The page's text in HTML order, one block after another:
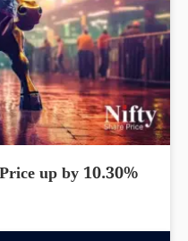
up by 10.30%